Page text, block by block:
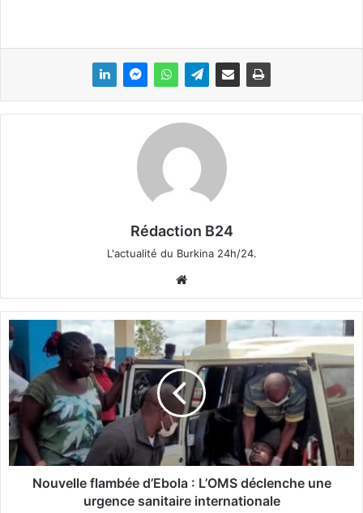
Rédaction B24
L'actualité du Burkina 24h/24.
bsi
te
N
o
u
v
e
l
l
e
f
Nouvelle flambée d’Ebola : L’OMS déclenche une
urgence sanitaire internationale